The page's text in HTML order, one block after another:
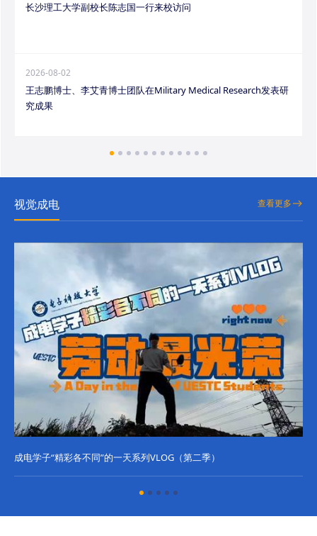
长沙理工大学副校长陈志国一行来校访问
2026-08-02
王志鹏博士、李艾青博士团队在Military Medical Research发表研
究成果
视觉成电 查看更多
成电学子“精彩各不同”的一天系列VLOG（第二季）